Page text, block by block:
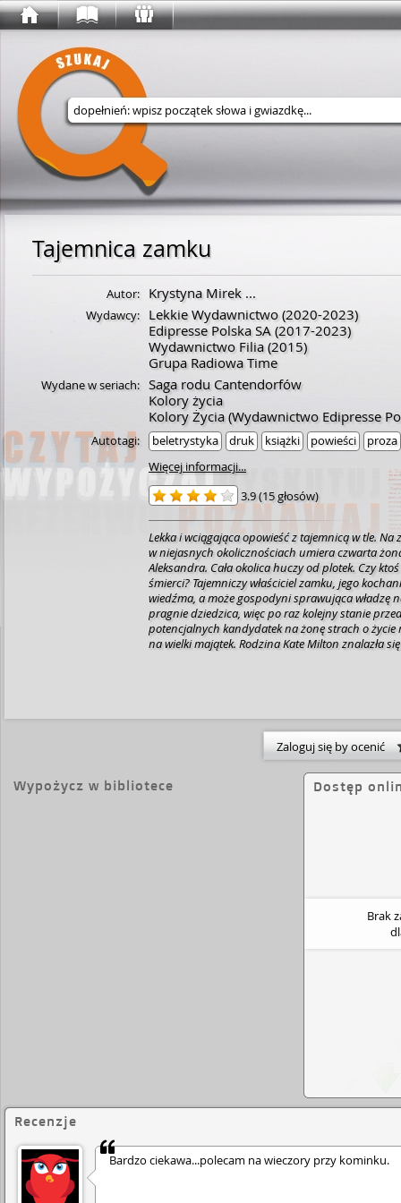
Wyszukaj w serwisie
Tajemnica zamku
Autor: Krystyna Mirek ...
Wydawcy: Lekkie Wydawnictwo(2020-2023)
Edipresse Polska SA (2017-2023)
Wydawnictwo Filia(2015)
Grupa Radiowa Time
Wydane w seriach: Saga rodu Cantendorfów
Kolory życia
Kolory Życia (Wydawnictwo Edipresse
Autotagi: beletrystyka druk książki powieści
proza
Więcej informacji...
3.9(15 głosów)
Lekka i wciągająca opowieść z tajemnicą w tle. Na
w niejasnych okolicznościach umiera czwarta
Aleksandra. Cała okolica huczy od plotek. Czy
śmierci? Tajemniczy właściciel zamku, jego
wiedźma, a może gospodyni sprawująca władzę
pragnie dziedzica, więc po raz kolejny stanie
potencjalnych kandydatek na żonę strach o życie
na wielki majątek. Rodzina Kate Milton znalazła
przetrwały stulecia i wciąż są aktualne.
Zaloguj się by ocenić
Wypożycz w bibliotece Dostęp
Brak
Recenzje
Bardzo ciekawa...polecam na wieczory przy kominku.